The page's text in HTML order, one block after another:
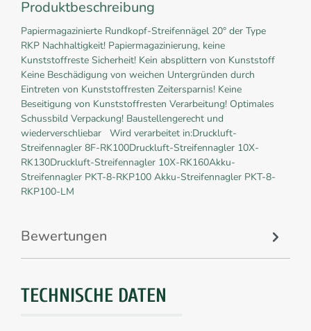
Produktbeschreibung
Papiermagazinierte Rundkopf-Streifennägel 20° der Type
RKP Nachhaltigkeit! Papiermagazinierung, keine
Kunststoffreste Sicherheit! Kein absplittern von Kunststoff
Keine Beschädigung von weichen Untergründen durch
Eintreten von Kunststoffresten Zeitersparnis! Keine
Beseitigung von Kunststoffresten Verarbeitung! Optimales
Schussbild Verpackung! Baustellengerecht und
wiederverschliebar Wird verarbeitet in:Druckluft-
Streifennagler 8F-RK100Druckluft-Streifennagler 10X-
RK130Druckluft-Streifennagler 10X-RK160Akku-
Streifennagler PKT-8-RKP100 Akku-Streifennagler PKT-8-
RKP100-LM
Bewertungen
TECHNISCHE DATEN